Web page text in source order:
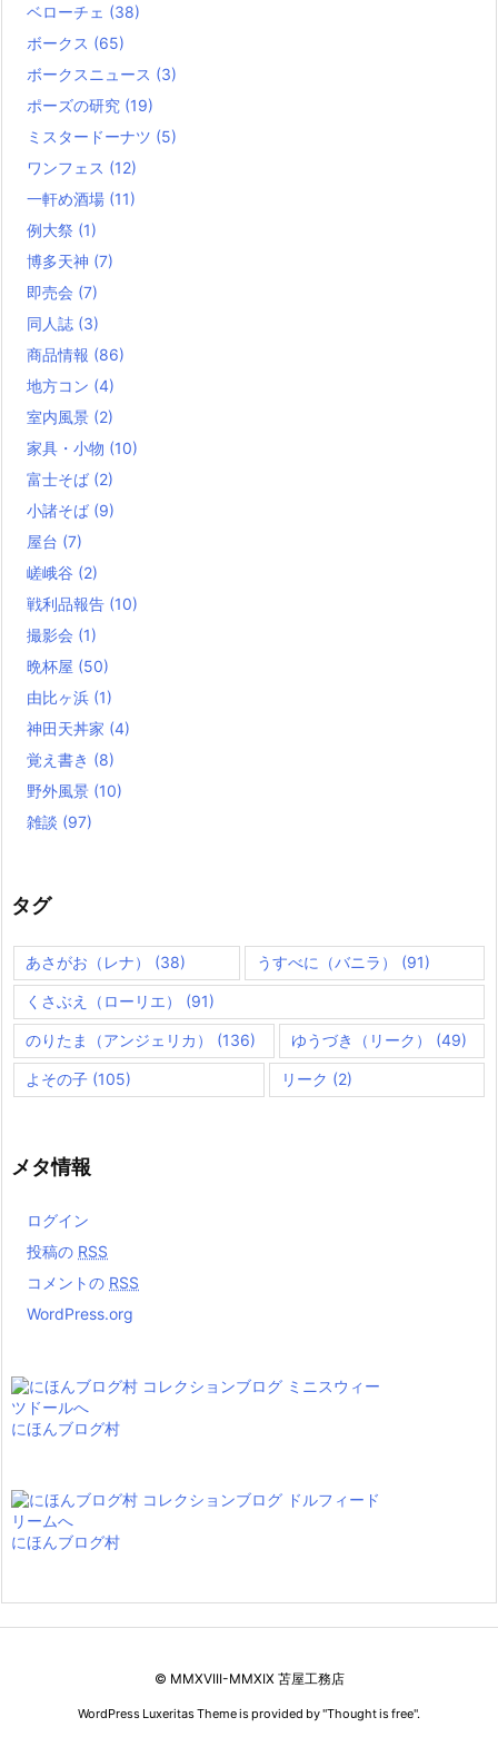
ベローチェ (38)
ボークス (65)
ボークスニュース (3)
ポーズの研究 (19)
ミスタードーナツ (5)
ワンフェス (12)
一軒め酒場 (11)
例大祭 (1)
博多天神 (7)
即売会 (7)
同人誌 (3)
商品情報 (86)
地方コン (4)
室内風景 (2)
家具・小物 (10)
富士そば (2)
小諸そば (9)
屋台 (7)
嵯峨谷 (2)
戦利品報告 (10)
撮影会 (1)
晩杯屋 (50)
由比ヶ浜 (1)
神田天丼家 (4)
覚え書き (8)
野外風景 (10)
雑談 (97)
タグ
あさがお（レナ） (38) うすべに（バニラ） (91)
くさぶえ（ローリエ） (91)
のりたま（アンジェリカ） (136) ゆうづき（リーク） (49)
よその子 (105) リーク (2)
メタ情報
ログイン
投稿の RSS
コメントの RSS
WordPress.org
にほんブログ村
にほんブログ村
© MMXVIII-MMXIX 苫屋工務店
WordPress Luxeritas Theme is provided by "Thought is free".